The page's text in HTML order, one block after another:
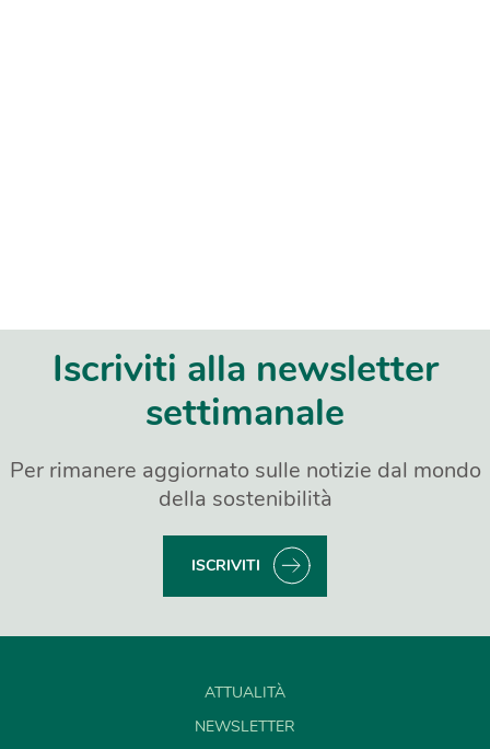
Iscriviti alla newsletter
settimanale
Per rimanere aggiornato sulle notizie dal mondo
della sostenibilità
ISCRIVITI
ATTUALITÀ
NEWSLETTER